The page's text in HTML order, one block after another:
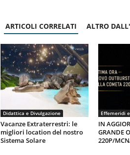
ARTICOLI CORRELATI ALTRO
Didattica e Divulgazione
Vacanze Extraterrestri: le
migliori location del nostro
Sistema Solare
Effemeridi
IN
GRANDE
220P/